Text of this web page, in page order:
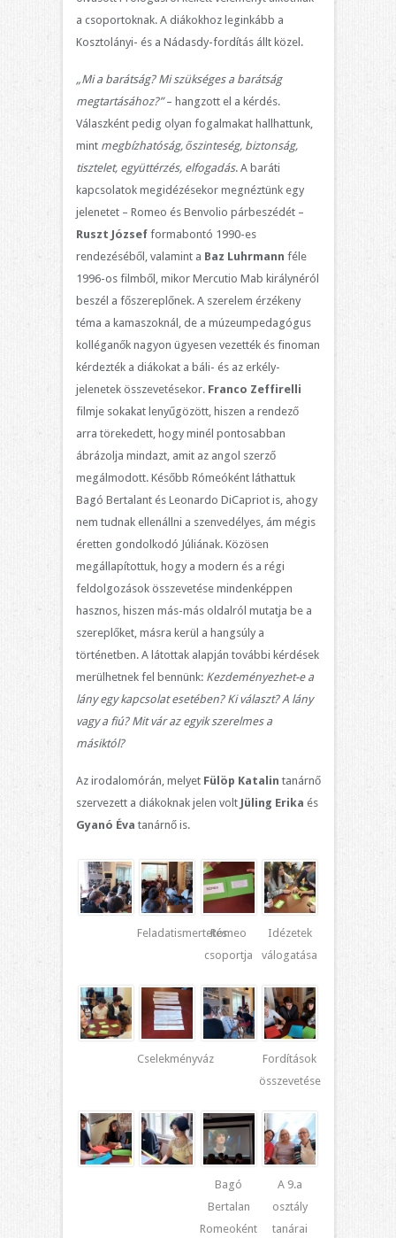
a csoportoknak. A diákokhoz leginkább a
Kosztolányi- és a Nádasdy-fordítás állt közel.
„Mi a barátság? Mi szükséges a barátság
megtartásához?”– hangzott el a kérdés.
Válaszként pedig olyan fogalmakat hallhattunk,
mint megbízhatóság, őszinteség, biztonság,
tisztelet, együttérzés, elfogadás. A baráti
kapcsolatok megidézésekor megnéztünk egy
jelenetet – Romeo és Benvolio párbeszédét –
Ruszt Józsefformabontó 1990-es
rendezéséből, valamint a Baz Luhrmann féle
1996-os filmből, mikor Mercutio Mab királynéról
beszél a főszereplőnek. A szerelem érzékeny
téma a kamaszoknál, de a múzeumpedagógus
kolléganők nagyon ügyesen vezették és finoman
kérdezték a diákokat a báli- és az erkély-
jelenetek összevetésekor. Franco Zeffirelli
filmje sokakat lenyűgözött, hiszen a rendező
arra törekedett, hogy minél pontosabban
ábrázolja mindazt, amit az angol szerző
megálmodott. Később Rómeóként láthattuk
Bagó Bertalant és Leonardo DiCapriot is, ahogy
nem tudnak ellenállni a szenvedélyes, ám mégis
éretten gondolkodó Júliának. Közösen
megállapítottuk, hogy a modern és a régi
feldolgozások összevetése mindenképpen
hasznos, hiszen más-más oldalról mutatja be a
szereplőket, másra kerül a hangsúly a
történetben. A látottak alapján további kérdések
merülhetnek fel bennünk: Kezdeményezhet-e a
lány egy kapcsolat esetében? Ki választ? A lány
vagy a fiú? Mit vár az egyik szerelmes a
másiktól?
Az irodalomórán, melyet Fülöp Katalin tanárnő
szervezett a diákoknak jelen volt Jüling Erika és
Gyanó Éva tanárnő is.
FeladatismertetésRomeo
csoportja
Idézetek
válogatása
Cselekményváz
Fordítások
összevetése
Bagó
Bertalan
Romeoként
A 9.a
osztály
tanárai